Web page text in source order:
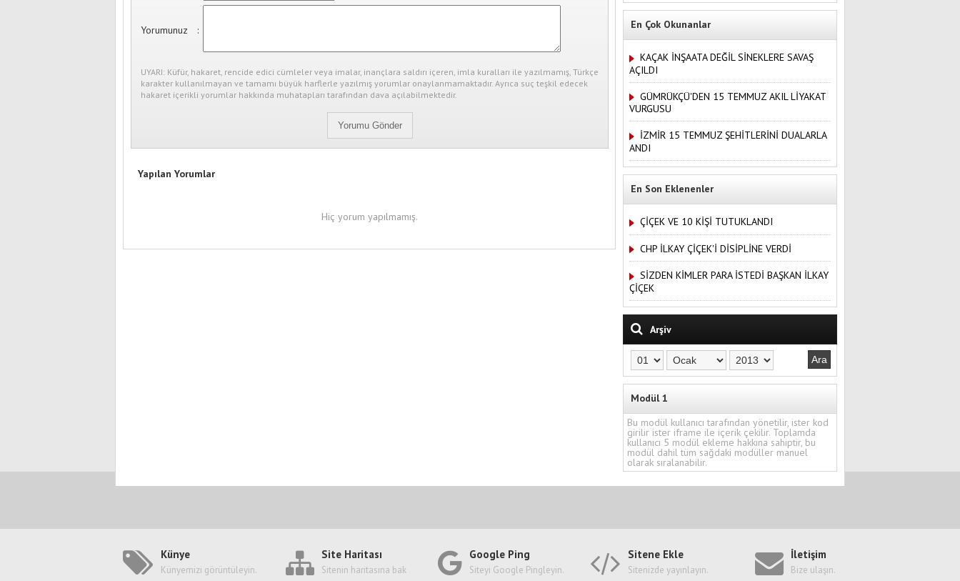
Yorumunuz :
UYARI: Küfür, hakaret, rencide edici cümleler veya imalar, inançlara saldırı içeren, imla kuralları ile yazılmamış, Türkçe
karakter kullanılmayan ve tamamı büyük harflerle yazılmış yorumlar onaylanmamaktadır. Ayrıca suç teşkil edecek
hakaret içerikli yorumlar hakkında muhatapları tarafından dava açılabilmektedir.
Yapılan Yorumlar
Hiç yorum yapılmamış.
En Çok Okunanlar
KAÇAK İNŞAATA DEĞİL SİNEKLERE SAVAŞ
AÇILDI
GÜMRÜKÇÜ'DEN 15 TEMMUZ AKIL LİYAKAT
VURGUSU
İZMİR 15 TEMMUZ ŞEHİTLERİNİ DUALARLA
ANDI
En Son Eklenenler
ÇİÇEK VE 10 KİŞİ TUTUKLANDI
CHP İLKAY ÇİÇEK'İ DİSİPLİNE VERDİ
SİZDEN KİMLER PARA İSTEDİ BAŞKAN İLKAY
ÇİÇEK
Arşiv
Modül 1
Bu modül kullanıcı tarafından yönetilir, ister kod
girilir ister iframe ile içerik çekilir. Toplamda
kullanıcı 5 modül ekleme hakkına sahiptir, bu
modül dahil tüm sağdaki modüller manuel
olarak sıralanabilir.
Künye
Künyemizi görüntüleyin.
Site Haritası
Sitenin haritasına bak
Google Ping
Siteyi Google Pingleyin.
Sitene Ekle
Sitenizde yayınlayın.
İletişim
Bize ulaşın.